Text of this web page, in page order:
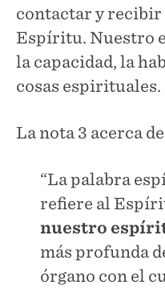
contactar y recibir
Espíritu. Nuestro
la capacidad, la
cosas espirituales.
La nota 3 acerca de
“La palabra
refiere al
nuestro
más profunda
órgano con el